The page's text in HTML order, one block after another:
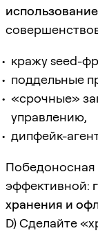
кражу seed-
поддельные
«срочные»
управлению,
дипфейк-
Победоносная
эффективной:
хранения и
D) Сделайте